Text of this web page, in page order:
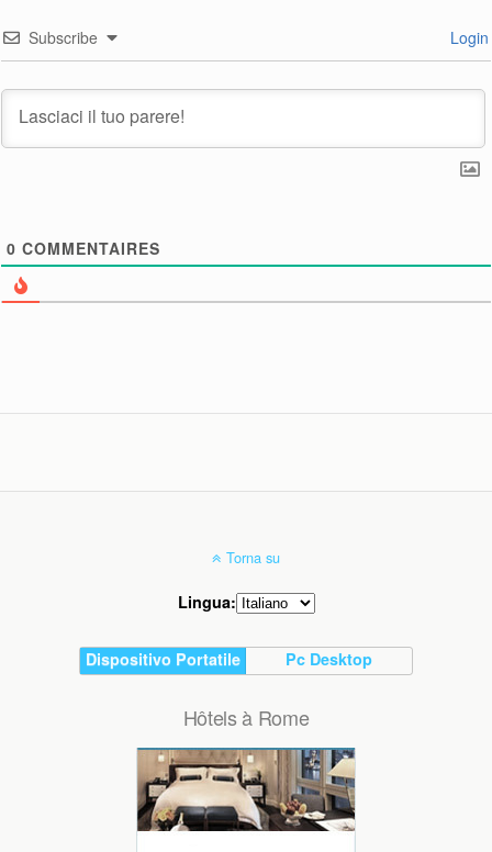
Subscribe Login
0 COMMENTAIRES
Torna su
Lingua:
Dispositivo Portatile Pc Desktop
Hôtels à Rome